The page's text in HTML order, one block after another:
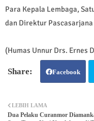
Para Kepala Lembaga,
dan Direktur
(Humas Unnur Drs. Ernes
Facebook
LEBIH LAMA
Dua Pelaku Curanmor